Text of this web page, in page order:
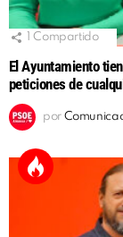
Compartido
El Ayuntamiento
peticiones de
por